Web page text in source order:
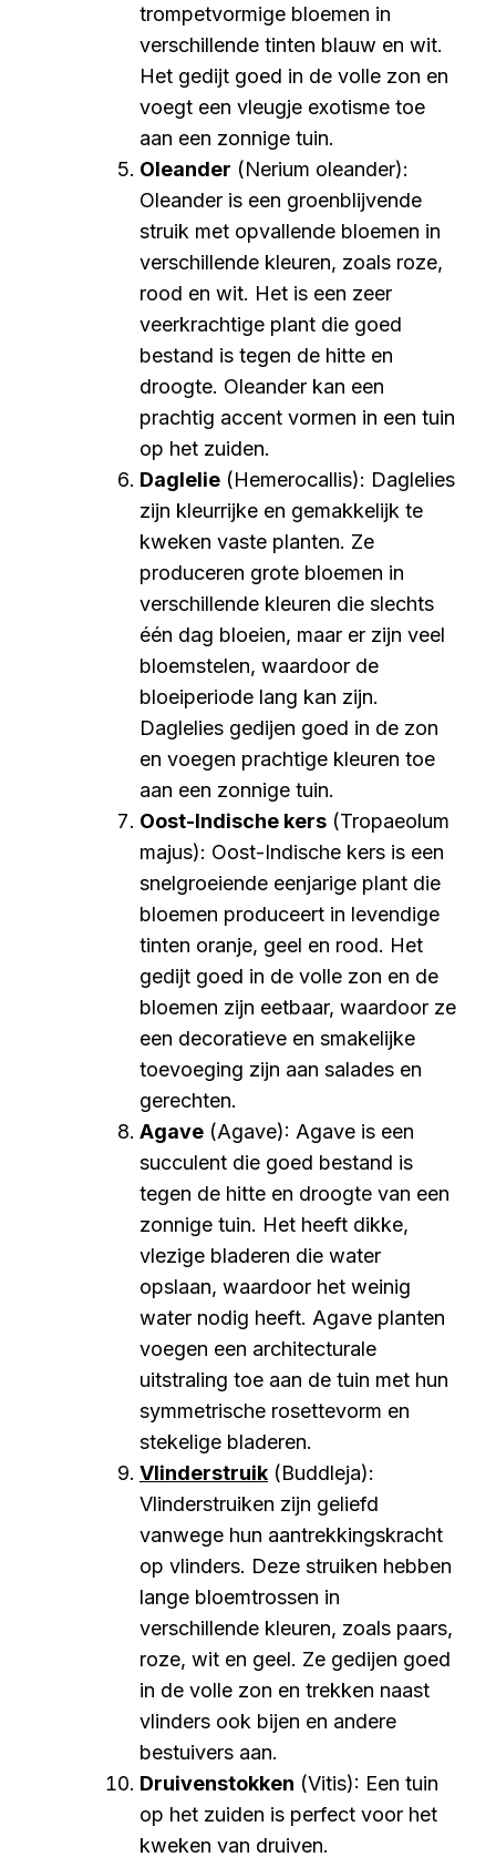
trompetvormige bloemen in
verschillende tinten blauw en wit.
Het gedijt goed in de volle zon en
voegt een vleugje exotisme toe
aan een zonnige tuin.
Oleander (Nerium oleander):
Oleander is een groenblijvende
struik met opvallende bloemen in
verschillende kleuren, zoals roze,
rood en wit. Het is een zeer
veerkrachtige plant die goed
bestand is tegen de hitte en
droogte. Oleander kan een
prachtig accent vormen in een tuin
op het zuiden.
Daglelie (Hemerocallis): Daglelies
zijn kleurrijke en gemakkelijk te
kweken vaste planten. Ze
produceren grote bloemen in
verschillende kleuren die slechts
één dag bloeien, maar er zijn veel
bloemstelen, waardoor de
bloeiperiode lang kan zijn.
Daglelies gedijen goed in de zon
en voegen prachtige kleuren toe
aan een zonnige tuin.
Oost-Indische kers (Tropaeolum
majus): Oost-Indische kers is een
snelgroeiende eenjarige plant die
bloemen produceert in levendige
tinten oranje, geel en rood. Het
gedijt goed in de volle zon en de
bloemen zijn eetbaar, waardoor ze
een decoratieve en smakelijke
toevoeging zijn aan salades en
gerechten.
Agave (Agave): Agave is een
succulent die goed bestand is
tegen de hitte en droogte van een
zonnige tuin. Het heeft dikke,
vlezige bladeren die water
opslaan, waardoor het weinig
water nodig heeft. Agave planten
voegen een architecturale
uitstraling toe aan de tuin met hun
symmetrische rosettevorm en
stekelige bladeren.
Vlinderstruik (Buddleja):
Vlinderstruiken zijn geliefd
vanwege hun aantrekkingskracht
op vlinders. Deze struiken hebben
lange bloemtrossen in
verschillende kleuren, zoals paars,
roze, wit en geel. Ze gedijen goed
in de volle zon en trekken naast
vlinders ook bijen en andere
bestuivers aan.
Druivenstokken (Vitis): Een tuin
op het zuiden is perfect voor het
kweken van druiven.